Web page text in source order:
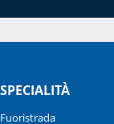
SPECIALITÀ
Fuoristrada